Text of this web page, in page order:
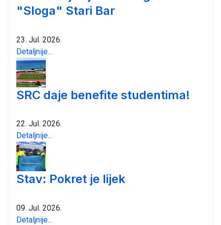
"Sloga" Stari Bar
23. Jul. 2026.
Detaljnije...
SRC daje benefite studentima!
22. Jul. 2026.
Detaljnije...
Stav: Pokret je lijek
09. Jul. 2026.
Detaljnije...